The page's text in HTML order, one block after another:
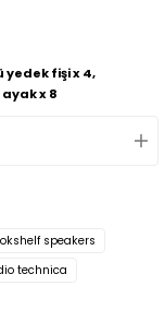
fişi x 4,
x 8
speakers
technica